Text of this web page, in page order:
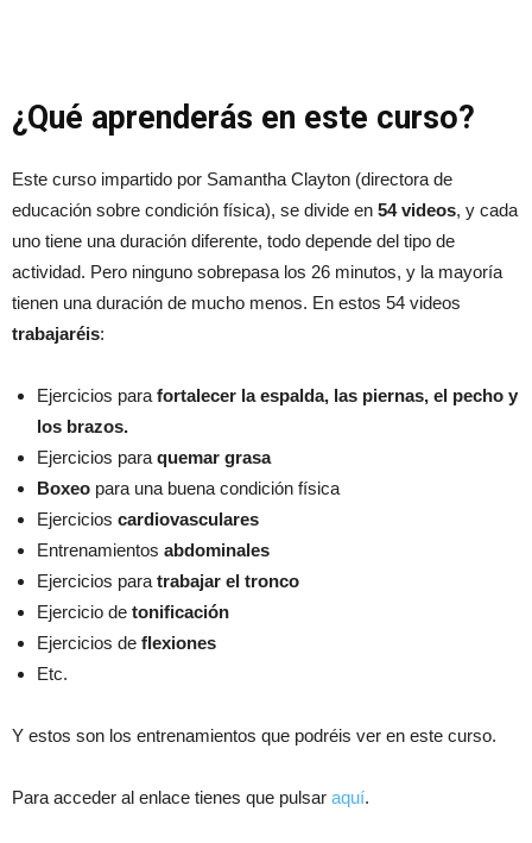
¿Qué aprenderás en este curso?
Este curso impartido por Samantha Clayton (directora de
educación sobre condición física), se divide en 54 videos, y cada
uno tiene una duración diferente, todo depende del tipo de
actividad. Pero ninguno sobrepasa los 26 minutos, y la mayoría
tienen una duración de mucho menos. En estos 54 videos
trabajaréis:
Ejercicios para fortalecer la espalda, las piernas, el pecho y
los brazos.
Ejercicios para quemar grasa
Boxeo para una buena condición física
Ejercicios cardiovasculares
Entrenamientos abdominales
Ejercicios para trabajar el tronco
Ejercicio de tonificación
Ejercicios de flexiones
Etc.
Y estos son los entrenamientos que podréis ver en este curso.
Para acceder al enlace tienes que pulsar aquí.